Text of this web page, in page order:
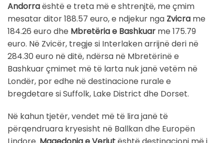
Andorraështë e treta më e shtrenjtë, me çmim
mesatar ditor 188.57 euro, e ndjekur nga Zvicra me
184.26 euro dhe Mbretëria e Bashkuar me 175.79
euro. Në Zvicër, tregje si Interlaken arrijnë deri në
284.30 euro në ditë, ndërsa në Mbretërinë e
Bashkuar çmimet më të larta nuk janë vetëm në
Londër, por edhe në destinacione rurale e
bregdetare si Suffolk, Lake District dhe Dorset.
Në kahun tjetër, vendet më të lira janë të
përqendruara kryesisht në Ballkan dhe Europën